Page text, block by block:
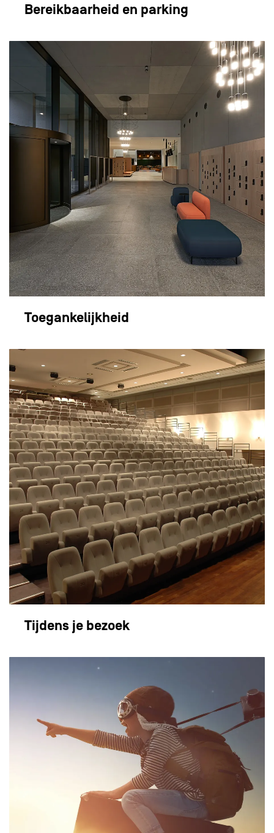
Bereikbaarheid en parking
Toegankelijkheid
Tijdens je bezoek